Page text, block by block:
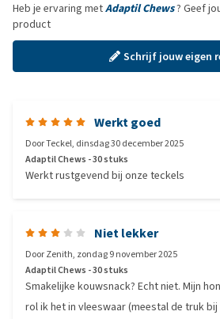
Heb je ervaring metAdaptil Chews? Geef
product
Schrijf jouw eigen
Werkt goed
DoorTeckel, dinsdag 30 december 2025
Adaptil Chews - 30 stuks
Werkt rustgevend bij onze teckels
Niet lekker
DoorZenith, zondag 9 november 2025
Adaptil Chews - 30 stuks
Smakelijke kouwsnack? Echt niet. Mijn
rol ik het in vleeswaar (meestal de truk